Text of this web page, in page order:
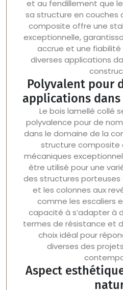
et au fendillement que
sa structure en couches
composite offre une
exceptionnelle,
accrue et une
diverses applications
Polyvalent pour
applications
Le bois lamellé collé
polyvalence pour de
dans le domaine de la
structure composite
mécaniques
être utilisé pour une
des structures
et les colonnes aux
comme les escaliers
capacité à s’adapter à
termes de résistance et
choix idéal pour
diverses des
Aspect